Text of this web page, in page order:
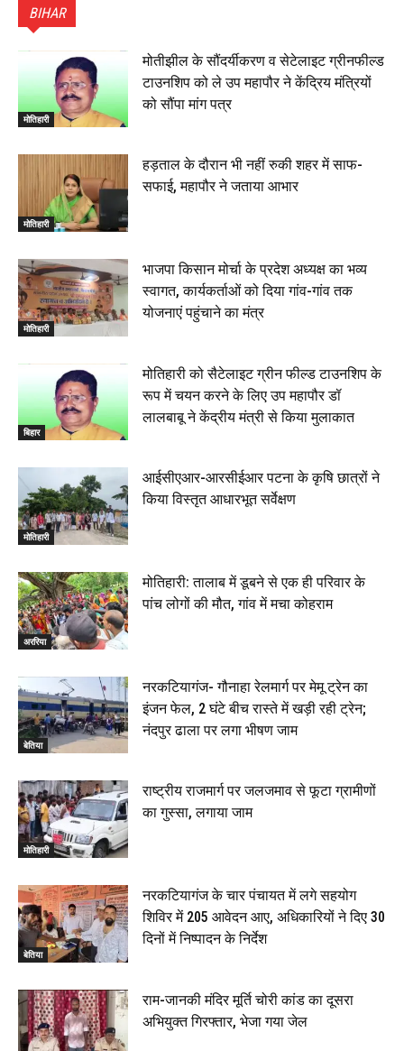
का भव्य पथ संचलन, 5 July 2026
बेतिया : मझौलिया में 1.24 क्विंटल गांजा के साथ बोलेरो ज़ब्त, दो
तस्कर गिरफ्तार, 4 July 2026
00:39
00:33
रक्सौल : सुरक्षा जॉंच को सोना-चांदी दुकानों का एसडीपीओ और
थानाध्यक्ष ने किया निरीक्षण, 19 June 2026
00:58
बेतिया में सगे भाई ने मां के साथ मिलकर की भाई की हत्या, शव
जलाया, दोनों गिरफ्तार, 14 June 2026
00:12
मोतिहारी। NDA सरकार, 12 साल विश्वास के, मीडिया संवाद में
सांसद रधामोहन सिंह, 13 June 2026
02:19
BIHAR
मोतिहारी
मोतीझील के सौंदर्यीकरण व सेटेलाइट ग्रीनफील्ड
टाउनशिप को ले उप महापौर ने केंद्रिय मंत्रियों
को सौंपा मांग पत्र
मोतिहारी
हड़ताल के दौरान भी नहीं रुकी शहर में साफ-
सफाई, महापौर ने जताया आभार
मोतिहारी
भाजपा किसान मोर्चा के प्रदेश अध्यक्ष का भव्य
स्वागत, कार्यकर्ताओं को दिया गांव-गांव तक
योजनाएं पहुंचाने का मंत्र
बिहार
मोतिहारी को सैटेलाइट ग्रीन फील्ड टाउनशिप के
रूप में चयन करने के लिए उप महापौर डॉ
लालबाबू ने केंद्रीय मंत्री से किया मुलाकात
मोतिहारी
आईसीएआर-आरसीईआर पटना के कृषि छात्रों ने
किया विस्तृत आधारभूत सर्वेक्षण
अररिया
मोतिहारी: तालाब में डूबने से एक ही परिवार के
पांच लोगों की मौत, गांव में मचा कोहराम
बेतिया
नरकटियागंज- गौनाहा रेलमार्ग पर मेमू ट्रेन का
इंजन फेल, 2 घंटे बीच रास्ते में खड़ी रही ट्रेन;
नंदपुर ढाला पर लगा भीषण जाम
मोतिहारी
राष्ट्रीय राजमार्ग पर जलजमाव से फूटा ग्रामीणों
का गुस्सा, लगाया जाम
बेतिया
नरकटियागंज के चार पंचायत में लगे सहयोग
शिविर में 205 आवेदन आए, अधिकारियों ने दिए 30
दिनों में निष्पादन के निर्देश
राम-जानकी मंदिर मूर्ति चोरी कांड का दूसरा
अभियुक्त गिरफ्तार, भेजा गया जेल